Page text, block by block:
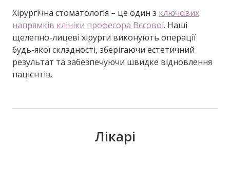
Хірургічна стоматологія – це один з ключових
напрямків клініки професора Вєсової. Наші
щелепно-лицеві хірурги виконують операції
будь-якої складності, зберігаючи естетичний
результат та забезпечуючи швидке відновлення
пацієнтів.
Лікарі